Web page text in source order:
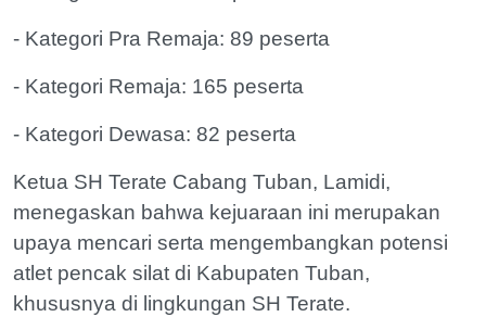
- Kategori Pra Remaja: 89 peserta
- Kategori Remaja: 165 peserta
- Kategori Dewasa: 82 peserta
Ketua SH Terate Cabang Tuban, Lamidi,
menegaskan bahwa kejuaraan ini merupakan
upaya mencari serta mengembangkan potensi
atlet pencak silat di Kabupaten Tuban,
khususnya di lingkungan SH Terate.